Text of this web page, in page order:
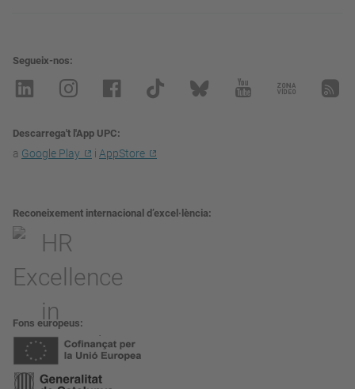
Segueix-nos
Descarrega't l'App UPC
a Google Play i AppStore
Reconeixement internacional d’excel·lència
Fons europeus